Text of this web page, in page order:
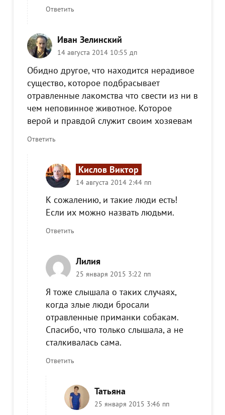
Ответить
Иван Зелинский
14 августа 2014 10:55 дп
Обидно другое, что находится нерадивое
существо, которое подбрасывает
отравленные лакомства что свести из ни в
чем неповинное животное. Которое
верой и правдой служит своим хозяевам
Ответить
Кислов Виктор
14 августа 2014 2:44 пп
К сожалению, и такие люди есть!
Если их можно назвать людьми.
Ответить
Лилия
25 января 2015 3:22 пп
Я тоже слышала о таких случаях,
когда злые люди бросали
отравленные приманки собакам.
Спасибо, что только слышала, а не
сталкивалась сама.
Ответить
Татьяна
25 января 2015 3:46 пп